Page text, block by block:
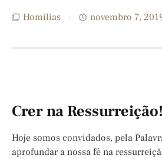
Homilias novembro 7,
Crer na
Hoje somos convidados, pela
aprofundar a nossa fé na